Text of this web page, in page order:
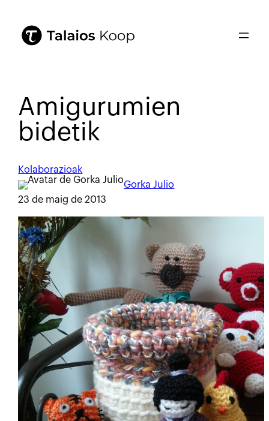
Amigurumien
bidetik
Kolaborazioak
Gorka Julio
23 de maig de 2013